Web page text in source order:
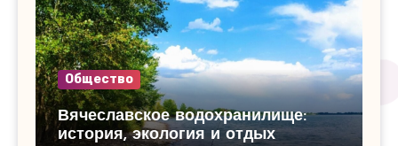
Общество
Вячеславское водохранилище:
история, экология и отдых